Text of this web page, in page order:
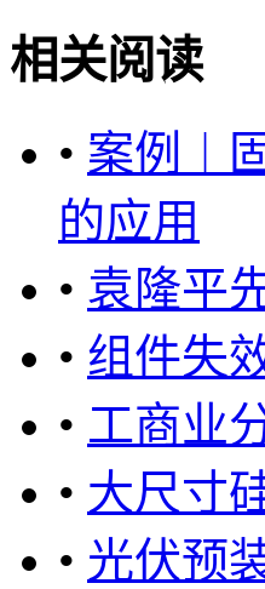
相关阅读
• 案例︱
的应用
• 袁隆平
• 组件失
• 工商业
• 大尺寸
• 光伏预